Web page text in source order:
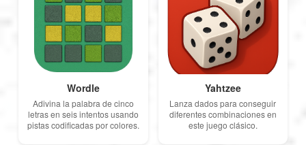
Wordle
Adivina la palabra de cinco
letras en seis intentos usando
pistas codificadas por colores.
Yahtzee
Lanza dados para conseguir
diferentes combinaciones en
este juego clásico.